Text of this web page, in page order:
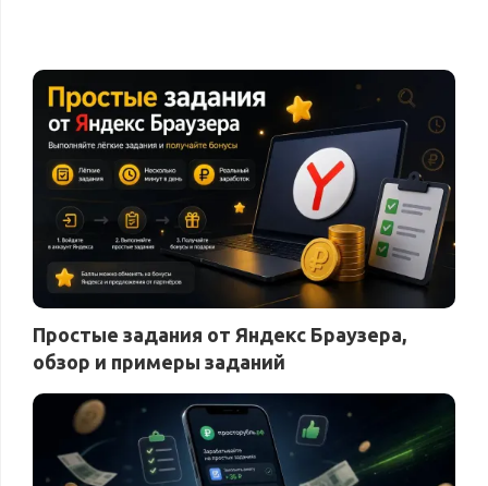
Простые задания от Яндекс Браузера,
обзор и примеры заданий